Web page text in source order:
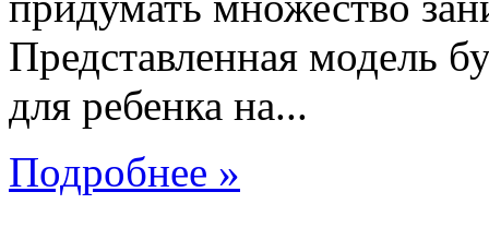
Представленная модель
для ребенка на...
Подробнее »